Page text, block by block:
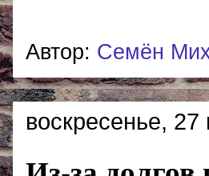
Автор: Cемён
воскресенье, 27